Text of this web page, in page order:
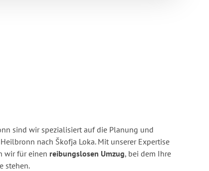
sind wir spezialisiert auf die Planung und
nach Škofja Loka. Mit unserer Expertise
wir für einen reibungslosen Umzug, bei dem Ihre
stehen.